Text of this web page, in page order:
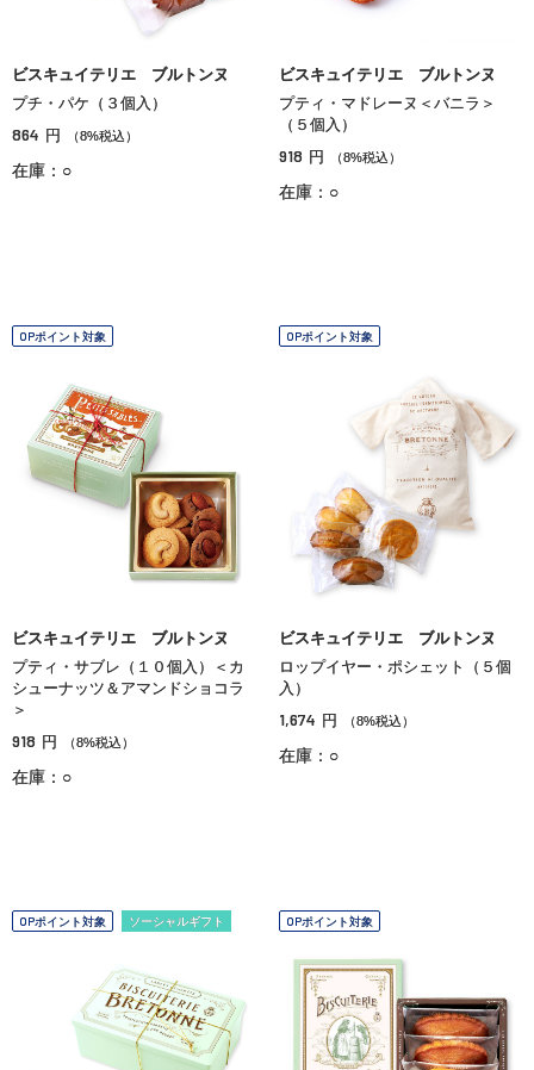
ビスキュイテリエ ブルトンヌ
プチ・パケ（３個入）
864 円 （8%税込）
在庫：○
ビスキュイテリエ ブルトンヌ
プティ・マドレーヌ＜バニラ＞
（５個入）
918 円 （8%税込）
在庫：○
OPポイント対象
ビスキュイテリエ ブルトンヌ
プティ・サブレ（１０個入）＜カ
シューナッツ＆アマンドショコラ
＞
918 円 （8%税込）
在庫：○
OPポイント対象
ビスキュイテリエ ブルトンヌ
ロップイヤー・ポシェット（５個
入）
1,674 円 （8%税込）
在庫：○
OPポイント対象 ソーシャルギフト OPポイント対象